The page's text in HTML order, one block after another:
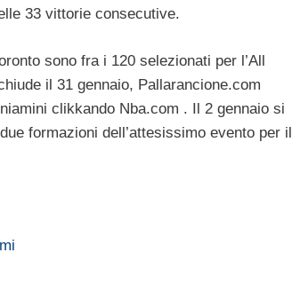
33 vittorie consecutive.
sono fra i 120 selezionati per l’All
il 31 gennaio, Pallarancione.com
clikkando Nba.com . Il 2 gennaio si
formazioni dell’attesissimo evento per il